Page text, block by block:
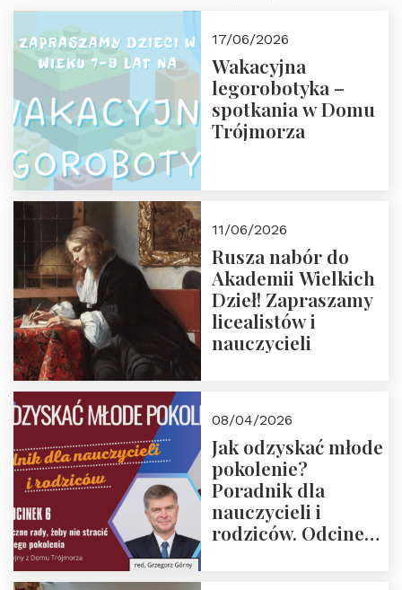
17/06/2026
Wakacyjna
legorobotyka –
spotkania w Domu
Trójmorza
11/06/2026
Rusza nabór do
Akademii Wielkich
Dzieł! Zapraszamy
licealistów i
nauczycieli
08/04/2026
Jak odzyskać młode
pokolenie?
Poradnik dla
nauczycieli i
rodziców. Odcinek